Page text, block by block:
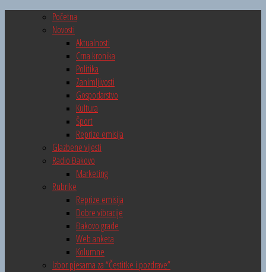
Početna
Novosti
Aktualnosti
Crna kronika
Politika
Zanimljivosti
Gospodarstvo
Kultura
Šport
Reprize emisija
Glazbene vijesti
Radio Đakovo
Marketing
Rubrike
Reprize emisija
Dobre vibracije
Đakovo grade
Web anketa
Kolumne
Izbor pjesama za “Čestitke i pozdrave”